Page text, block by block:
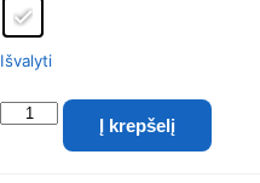
Išvalyti
produkto
Į krepšelį